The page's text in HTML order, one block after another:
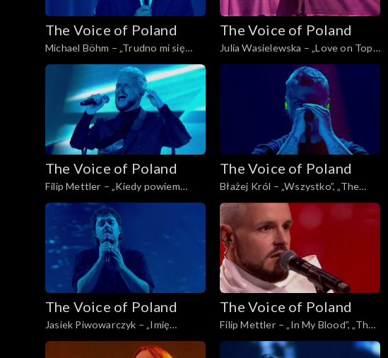
The Voice of Poland
Michael Böhm – „Trudno mi się
przyznać”, „The Voice of Poland”,
Live 2, 15 listopada 2025
The Voice of Poland
Julia Wasielewska – „Love on Top”,
„The Voice of Poland”, Live 2, 15
listopada 2025
The Voice of Poland
Filip Mettler – „Kiedy powiem
sobie dość”, „The Voice of Poland”,
Live 2, 15 listopada 2025
The Voice of Poland
Błażej Król – „Wszystko”, „The
Voice of Poland”, Live 2, 15
listopada 2025
The Voice of Poland
Jasiek Piwowarczyk – „Imię
deszczu”, „The Voice of Poland”,
Live 1, 8 listopada 2025
The Voice of Poland
Filip Mettler – „In My Blood”, „The
Voice of Poland”, Live 1, 8
listopada 2025